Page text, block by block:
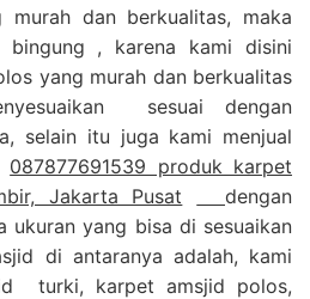
dan berkualitas, maka
, karena kami disini
yang murah dan berkualitas
sesuai dengan
selain itu juga kami menjual
087877691539 produk karpet
Jakarta Pusat
dengan
ukuran yang bisa di sesuaikan
di antaranya adalah, kami
turki, karpet amsjid polos,